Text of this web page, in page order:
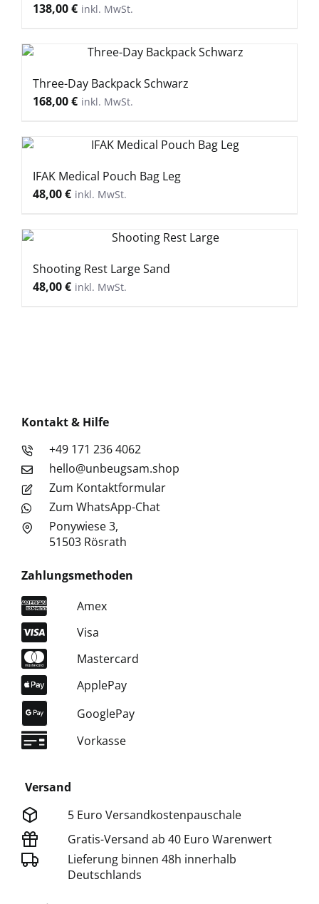
138,00€
Three-Day Backpack Schwarz
168,00€
IFAK Medical Pouch Bag Leg
48,00€
Shooting Rest Large Sand
48,00€
Kontakt & Hilfe
+49 171 236 4062
hello@unbeugsam.shop
Zum Kontaktformular
Zum WhatsApp-Chat
Ponywiese 3,
51503 Rösrath
Zahlungsmethoden
Amex
Visa
Mastercard
ApplePay
GooglePay
Vorkasse
Versand
5 Euro Versandkostenpauschale
Gratis-Versand ab 40 Euro Warenwert
Lieferung binnen 48h innerhalb
Deutschlands